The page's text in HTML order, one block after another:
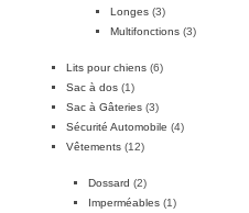
Longes (3)
Multifonctions (3)
Lits pour chiens (6)
Sac à dos (1)
Sac à Gâteries (3)
Sécurité Automobile (4)
Vêtements (12)
Dossard (2)
Imperméables (1)